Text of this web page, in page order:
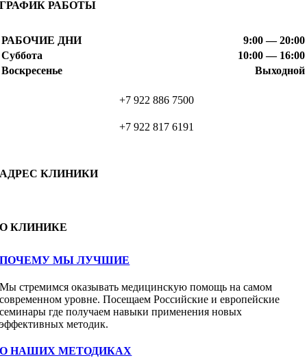
ГРАФИК РАБОТЫ
РАБОЧИЕ ДНИ
9:00 — 20:00
Суббота
10:00 — 16:00
Воскресенье
Выходной
+7 922 886 7500
+7 922 817 6191
АДРЕС КЛИНИКИ
О КЛИНИКЕ
ПОЧЕМУ МЫ ЛУЧШИЕ
Мы стремимся оказывать медицинскую помощь на самом
современном уровне. Посещаем Российские и европейские
семинары где получаем навыки применения новых
эффективных методик.
О НАШИХ МЕТОДИКАХ